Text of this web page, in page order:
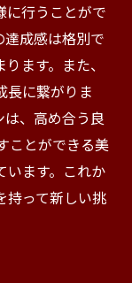
に行うことがで
達成感は格別で
ます。また、
長に繋がりま
、高め合う良
ことができる美
います。これか
持って新しい挑